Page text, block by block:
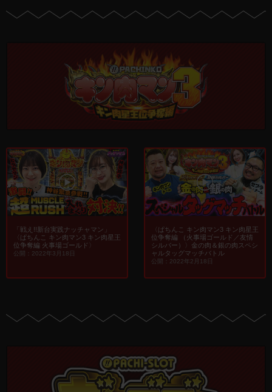
「戦え!!新台実践ナッチャマン」
〈ぱちんこ キン肉マン3 キン肉星王
位争奪編 火事場ゴールド〉
公開：2022年3月18日
〈ぱちんこ キン肉マン3 キン肉星王
位争奪編 （火事場ゴールド／友情
シルバー）〉金の肉＆銀の肉スペシ
ャルタッグマッチバトル
公開：2022年2月18日